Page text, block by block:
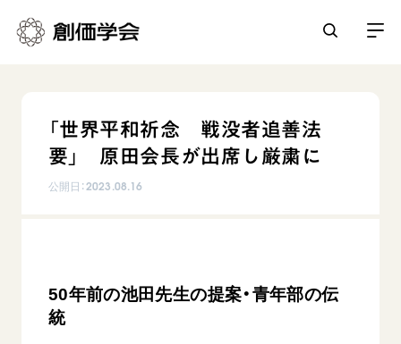
人間革命
日蓮大聖人の仏法（教学入門）
釈尊～法華経
日常の活動
仏法を学ぶ
仏法を語る
核兵器の廃絶に向け連帯を拡大
「人権文化」「ジェンダー平等」を促進
各国ウェブサイト
基本情報
「世界平和祈念 戦没者追善法
要」 原田会長が出席し厳粛に
公開日：2023.08.16
50年前の池田先生の提案・青年部の伝
統